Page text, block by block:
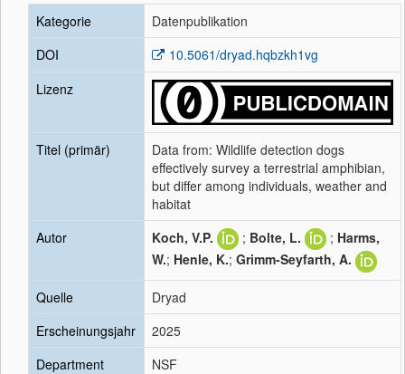
Kategorie
Datenpublikation
DOI
10.5061/dryad.hqbzkh1vg
Lizenz
Titel (primär)
Data from: Wildlife detection dogs
effectively survey a terrestrial amphibian,
but differ among individuals, weather and
habitat
Autor
Koch, V.P. ; Bolte, L. ; Harms,
W.; Henle, K.; Grimm-Seyfarth, A.
Quelle
Dryad
Erscheinungsjahr
2025
Department
NSF